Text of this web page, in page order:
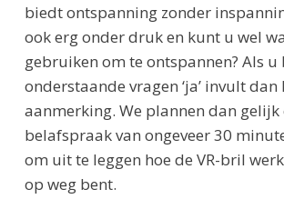
biedt ontspanning zonder
ook erg onder druk en kunt u wel
gebruiken om te ontspannen? Als u
onderstaande vragen ‘ja’ invult
aanmerking. We plannen dan gelijk
belafspraak van ongeveer 30
om uit te leggen hoe de VR-bril
op weg bent.